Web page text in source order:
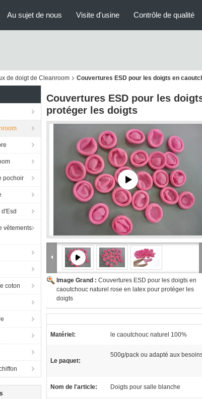
Au sujet de nous Visite d'usine Contrôle de qualité
de doigt de Cleanroom Couvertures ESD pour les doigts en
pochoir
vêtements
coton
Couvertures ESD pour les
protéger les doigts
Image Grand : Couvertures ESD pour les doigts en
caoutchouc naturel rose en latex pour protéger les
doigts
Matériel: le caoutchouc naturel 100%
Le paquet:
500g/pack ou adapté aux
Nom de l'article: Doigts pour salle blanche